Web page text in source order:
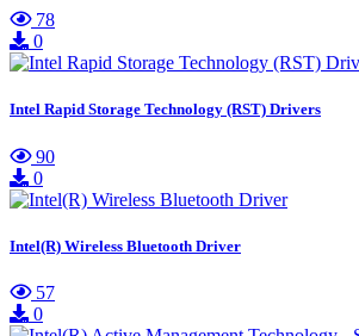
78
0
Intel Rapid Storage Technology (RST) Drivers
90
0
Intel(R) Wireless Bluetooth Driver
57
0